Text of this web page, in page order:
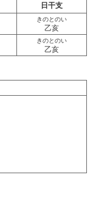
日干支
きのとのい
乙亥
きのとのい
乙亥